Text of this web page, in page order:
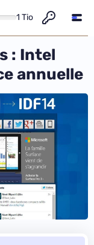
1 Tio
: Intel
annuelle